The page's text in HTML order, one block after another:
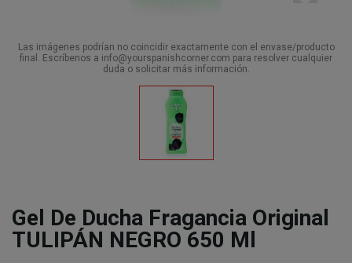
Las imágenes podrían no coincidir exactamente con el envase/producto
final. Escríbenos a info@yourspanishcorner.com para resolver cualquier
duda o solicitar más información.
Gel De Ducha Fragancia Original
TULIPÁN NEGRO 650 Ml